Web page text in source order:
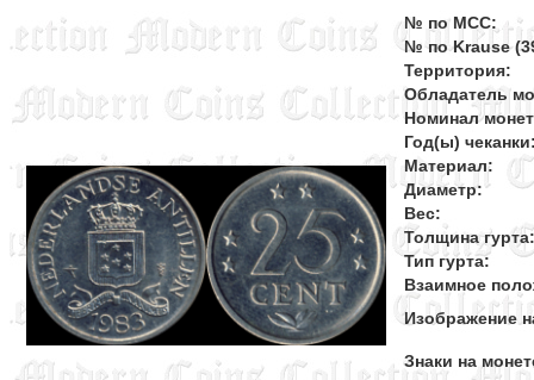
№ по MCC:
№ по Krause
Территория:
Обладатель
Номинал
Год(ы)
Материал:
Диаметр:
Вес:
Толщина гурта:
Тип гурта:
Взаимное
Изображение
Знаки на